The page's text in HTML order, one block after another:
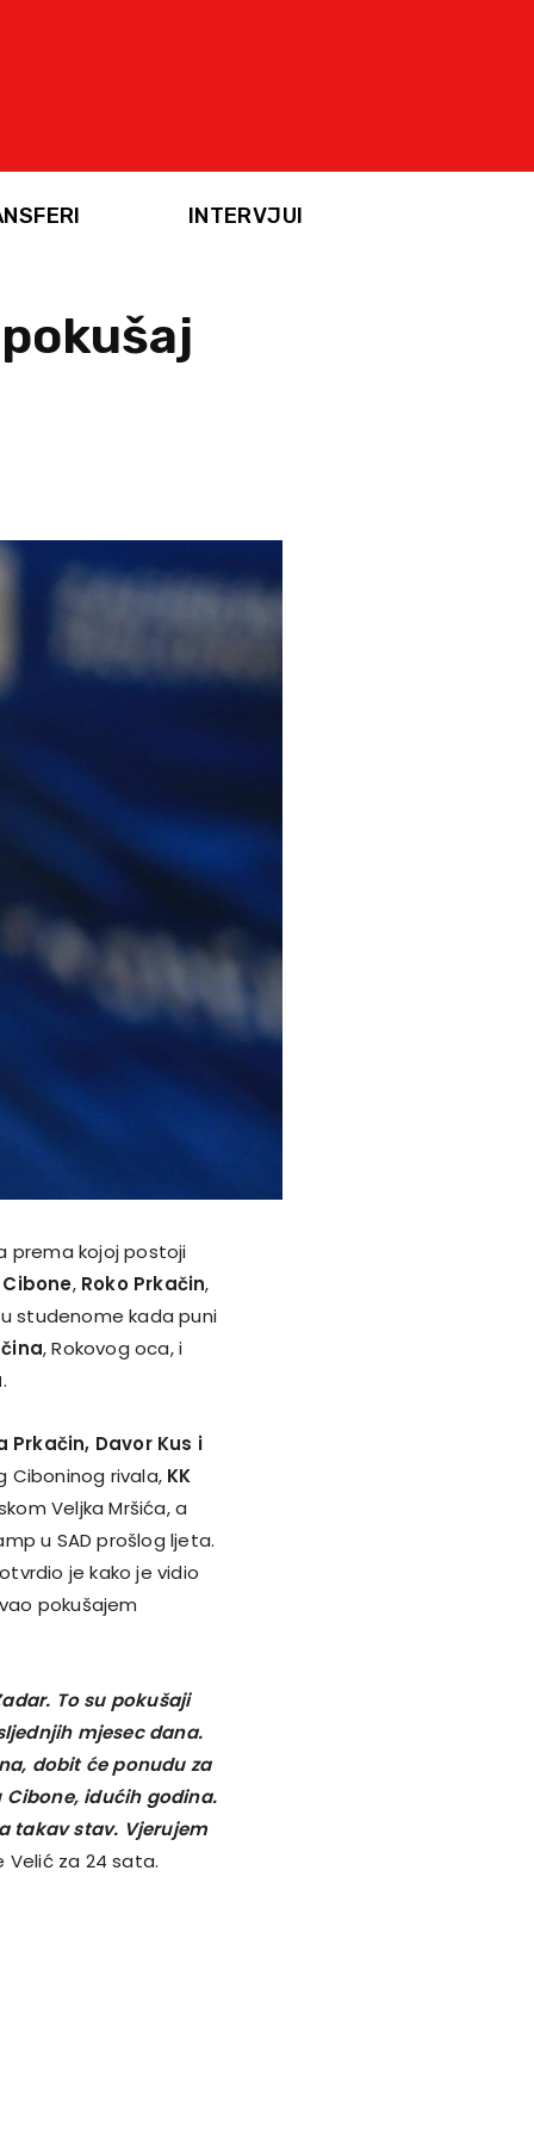
INTERVJUI
prema kojoj postoji
Cibone, Roko Prkačin,
studenome kada puni
, Rokovog oca, i
.
Prkačin, Davor Kus i
Ciboninog rivala, KK
Veljka Mršića, a
u SAD prošlog ljeta.
je kako je vidio
pokušajem
To su pokušaji
mjesec dana.
dobit će ponudu za
idućih godina.
takav stav. Vjerujem
Velić za 24 sata.